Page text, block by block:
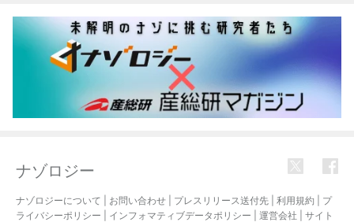
ナゾロジー
ナゾロジーについて お問い合わせ プレスリリース送付先 利用規約
プ
ライバシーポリシー
インフォマティブデータポリシー 運営会社
サイト